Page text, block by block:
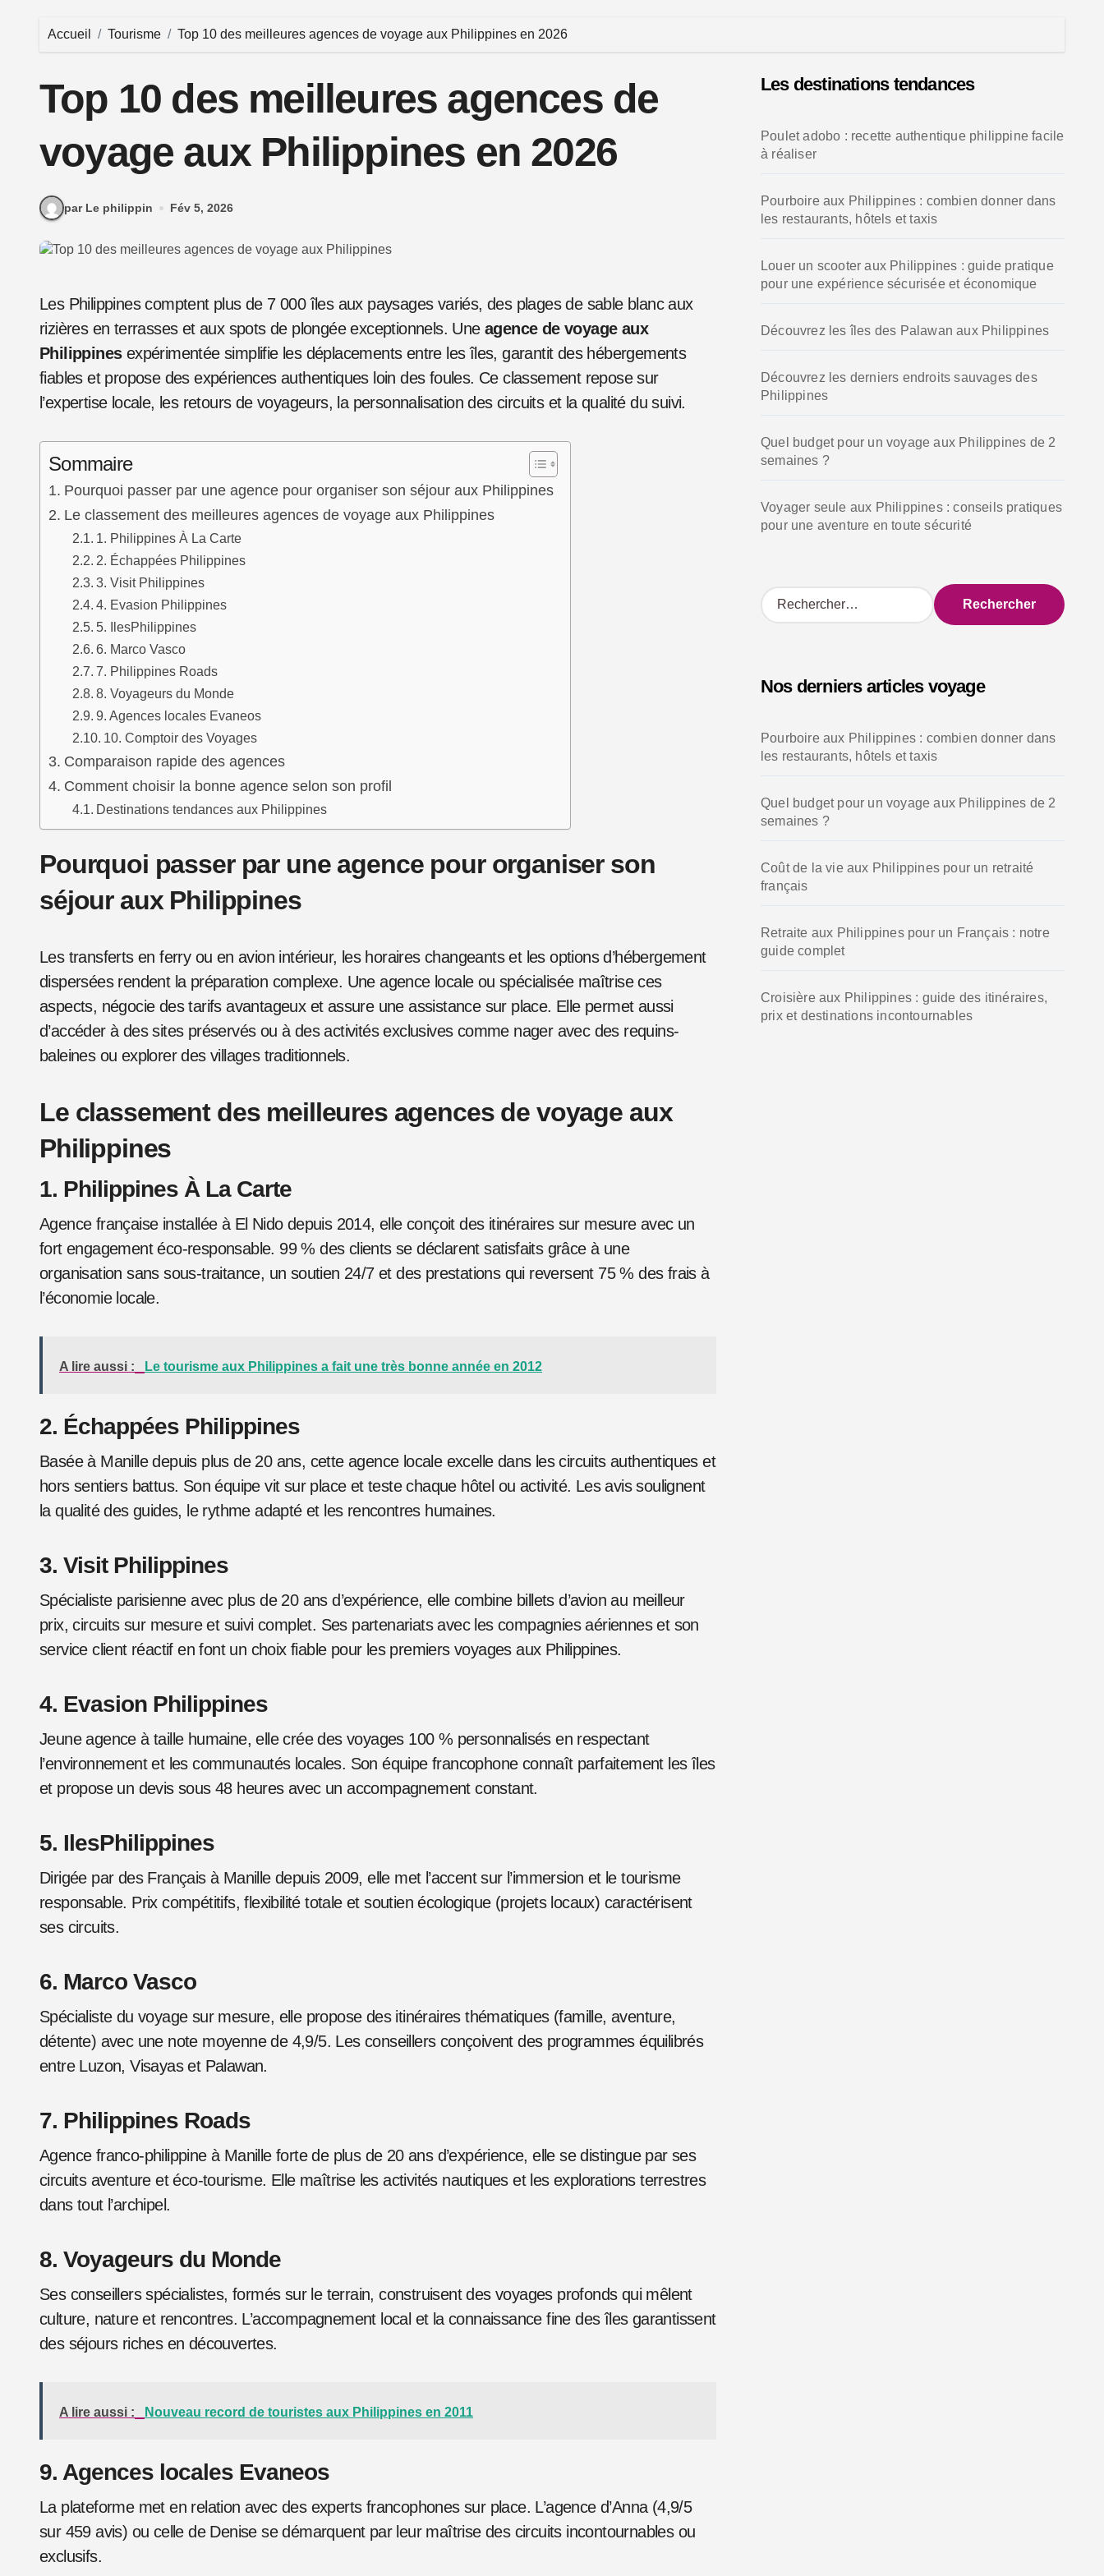
Accueil Tourisme Top 10 des meilleures agences de voyage aux Philippines en 2026
Top 10 des meilleures agences de
voyage aux Philippines en 2026
par Le philippin Fév 5, 2026
Les Philippines comptent plus de 7 000 îles aux paysages variés, des plages de sable blanc aux
rizières en terrasses et aux spots de plongée exceptionnels. Une agence de voyage aux
Philippinesexpérimentée simplifie les déplacements entre les îles, garantit des hébergements
fiables et propose des expériences authentiques loin des foules. Ce classement repose sur
l’expertise locale, les retours de voyageurs, la personnalisation des circuits et la qualité du suivi.
Sommaire
Pourquoi passer par une agence pour organiser son séjour aux Philippines
Le classement des meilleures agences de voyage aux Philippines
1. Philippines À La Carte
2. Échappées Philippines
3. Visit Philippines
4. Evasion Philippines
5. IlesPhilippines
6. Marco Vasco
7. Philippines Roads
8. Voyageurs du Monde
9. Agences locales Evaneos
10. Comptoir des Voyages
Comparaison rapide des agences
Comment choisir la bonne agence selon son profil
Destinations tendances aux Philippines
Pourquoi passer par une agence pour organiser son
séjour aux Philippines
Les transferts en ferry ou en avion intérieur, les horaires changeants et les options d’hébergement
dispersées rendent la préparation complexe. Une agence locale ou spécialisée maîtrise ces
aspects, négocie des tarifs avantageux et assure une assistance sur place. Elle permet aussi
d’accéder à des sites préservés ou à des activités exclusives comme nager avec des requins-
baleines ou explorer des villages traditionnels.
Le classement des meilleures agences de voyage aux
Philippines
1. Philippines À La Carte
Agence française installée à El Nido depuis 2014, elle conçoit des itinéraires sur mesure avec un
fort engagement éco-responsable. 99 % des clients se déclarent satisfaits grâce à une
organisation sans sous-traitance, un soutien 24/7 et des prestations qui reversent 75 % des frais à
l’économie locale.
A lire aussi : Le tourisme aux Philippines a fait une très bonne année en 2012
2. Échappées Philippines
Basée à Manille depuis plus de 20 ans, cette agence locale excelle dans les circuits authentiques et
hors sentiers battus. Son équipe vit sur place et teste chaque hôtel ou activité. Les avis soulignent
la qualité des guides, le rythme adapté et les rencontres humaines.
3. Visit Philippines
Spécialiste parisienne avec plus de 20 ans d’expérience, elle combine billets d’avion au meilleur
prix, circuits sur mesure et suivi complet. Ses partenariats avec les compagnies aériennes et son
service client réactif en font un choix fiable pour les premiers voyages aux Philippines.
4. Evasion Philippines
Jeune agence à taille humaine, elle crée des voyages 100 % personnalisés en respectant
l’environnement et les communautés locales. Son équipe francophone connaît parfaitement les îles
et propose un devis sous 48 heures avec un accompagnement constant.
5. IlesPhilippines
Dirigée par des Français à Manille depuis 2009, elle met l’accent sur l’immersion et le tourisme
responsable. Prix compétitifs, flexibilité totale et soutien écologique (projets locaux) caractérisent
ses circuits.
6. Marco Vasco
Spécialiste du voyage sur mesure, elle propose des itinéraires thématiques (famille, aventure,
détente) avec une note moyenne de 4,9/5. Les conseillers conçoivent des programmes équilibrés
entre Luzon, Visayas et Palawan.
7. Philippines Roads
Agence franco-philippine à Manille forte de plus de 20 ans d’expérience, elle se distingue par ses
circuits aventure et éco-tourisme. Elle maîtrise les activités nautiques et les explorations terrestres
dans tout l’archipel.
8. Voyageurs du Monde
Ses conseillers spécialistes, formés sur le terrain, construisent des voyages profonds qui mêlent
culture, nature et rencontres. L’accompagnement local et la connaissance fine des îles garantissent
des séjours riches en découvertes.
A lire aussi : Nouveau record de touristes aux Philippines en 2011
9. Agences locales Evaneos
La plateforme met en relation avec des experts francophones sur place. L’agence d’Anna (4,9/5
sur 459 avis) ou celle de Denise se démarquent par leur maîtrise des circuits incontournables ou
exclusifs.
Les destinations tendances
Poulet adobo : recette authentique philippine facile
à réaliser
Pourboire aux Philippines : combien donner dans
les restaurants, hôtels et taxis
Louer un scooter aux Philippines : guide pratique
pour une expérience sécurisée et économique
Découvrez les îles des Palawan aux Philippines
Découvrez les derniers endroits sauvages des
Philippines
Quel budget pour un voyage aux Philippines de 2
semaines ?
Voyager seule aux Philippines : conseils pratiques
pour une aventure en toute sécurité
R
e
r
e
Nos derniers articles voyage
Pourboire aux Philippines : combien donner dans
les restaurants, hôtels et taxis
Quel budget pour un voyage aux Philippines de 2
semaines ?
Coût de la vie aux Philippines pour un retraité
français
Retraite aux Philippines pour un Français : notre
guide complet
Croisière aux Philippines : guide des itinéraires,
prix et destinations incontournables